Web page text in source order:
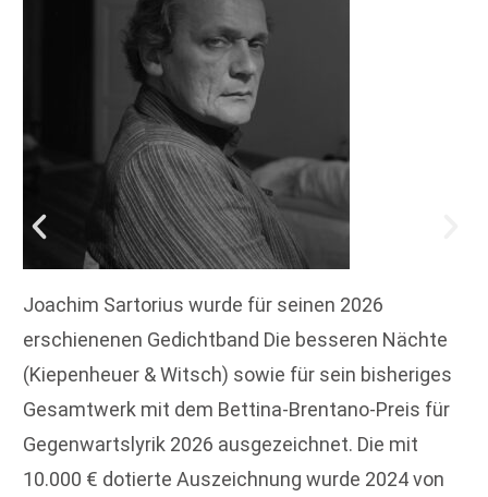
Joachim Sartorius wurde für seinen 2026
erschienenen Gedichtband Die besseren Nächte
(Kiepenheuer & Witsch) sowie für sein bisheriges
Gesamtwerk mit dem Bettina-Brentano-Preis für
Gegenwartslyrik 2026 ausgezeichnet. Die mit
10.000 € dotierte Auszeichnung wurde 2024 von